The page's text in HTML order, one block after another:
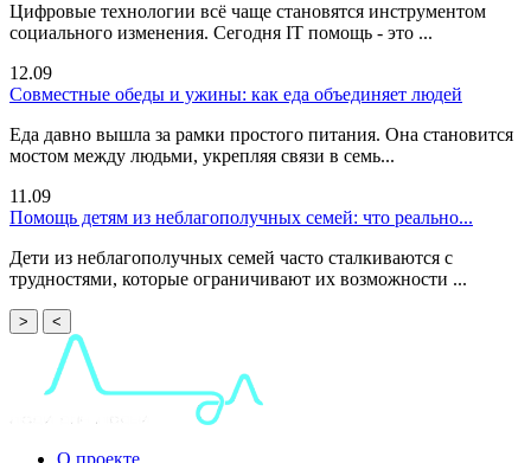
Цифровые технологии всё чаще становятся инструментом
социального изменения. Сегодня IT помощь - это ...
12.09
Совместные обеды и ужины: как еда объединяет людей
Еда давно вышла за рамки простого питания. Она становится
мостом между людьми, укрепляя связи в семь...
11.09
Помощь детям из неблагополучных семей: что реально...
Дети из неблагополучных семей часто сталкиваются с
трудностями, которые ограничивают их возможности ...
> <